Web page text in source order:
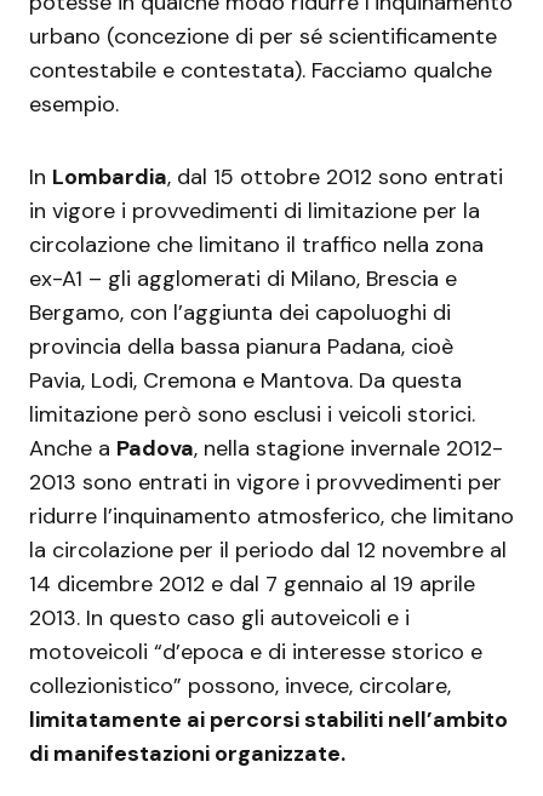
urbano (concezione di per sé scientificamente
contestabile e contestata). Facciamo qualche
esempio.
In Lombardia, dal 15 ottobre 2012 sono entrati
in vigore i provvedimenti di limitazione per la
circolazione che limitano il traffico nella zona
ex-A1 – gli agglomerati di Milano, Brescia e
Bergamo, con l’aggiunta dei capoluoghi di
provincia della bassa pianura Padana, cioè
Pavia, Lodi, Cremona e Mantova. Da questa
limitazione però sono esclusi i veicoli storici.
Anche a Padova, nella stagione invernale 2012-
2013 sono entrati in vigore i provvedimenti per
ridurre l’inquinamento atmosferico, che limitano
la circolazione per il periodo dal 12 novembre al
14 dicembre 2012 e dal 7 gennaio al 19 aprile
2013. In questo caso gli autoveicoli e i
motoveicoli “d’epoca e di interesse storico e
collezionistico” possono, invece, circolare,
limitatamente ai percorsi stabiliti nell’ambito
di manifestazioni organizzate.